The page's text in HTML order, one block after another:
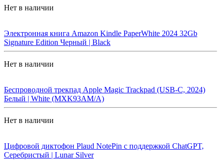
Нет в наличии
Электронная книга Amazon Kindle PaperWhite 2024 32Gb
Signature Edition Черный | Black
Нет в наличии
Беспроводной трекпад Apple Magic Trackpad (USB-C, 2024)
Белый | White (MXK93AM/A)
Нет в наличии
Цифровой диктофон Plaud NotePin с поддержкой ChatGPT,
Серебристый | Lunar Silver